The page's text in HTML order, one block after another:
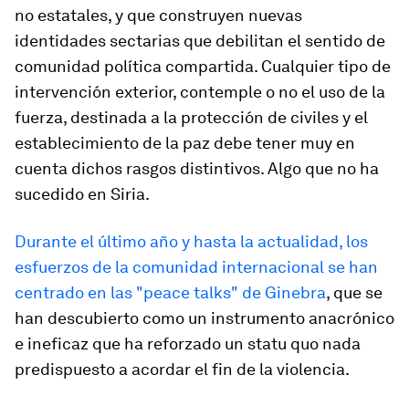
no estatales, y que construyen nuevas
identidades sectarias que debilitan el sentido de
comunidad política compartida. Cualquier tipo de
intervención exterior, contemple o no el uso de la
fuerza, destinada a la protección de civiles y el
establecimiento de la paz debe tener muy en
cuenta dichos rasgos distintivos. Algo que no ha
sucedido en Siria.
Durante el último año y hasta la actualidad, los
esfuerzos de la comunidad internacional se han
centrado en las "peace talks" de Ginebra, que se
han descubierto como un instrumento anacrónico
e ineficaz que ha reforzado un statu quo nada
predispuesto a acordar el fin de la violencia.